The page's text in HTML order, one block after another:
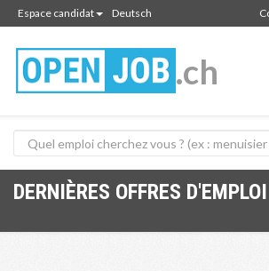
Espace candidat Deutsch
.ch
DERNIÈRES OFFRES